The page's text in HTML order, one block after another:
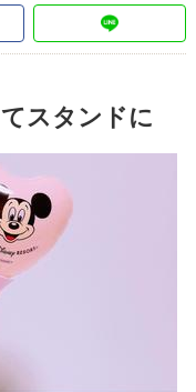
スタンドに